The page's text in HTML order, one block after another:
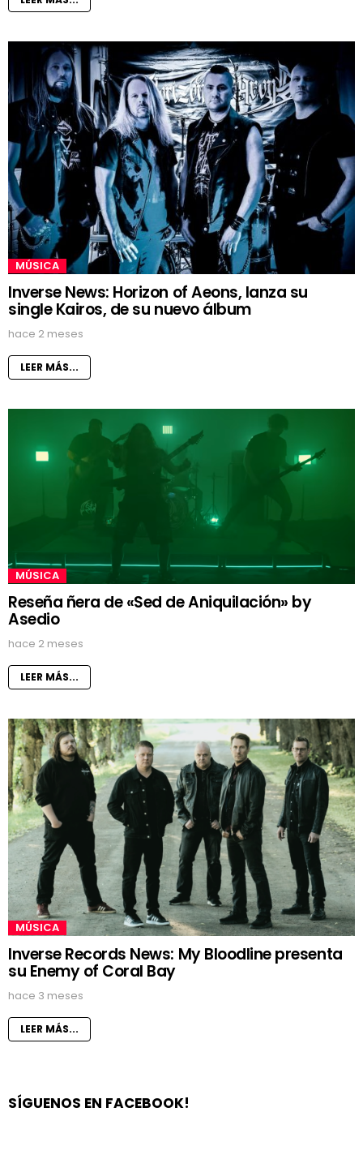
MÚSICA
Inverse News: Horizon of Aeons, lanza su
single Kairos, de su nuevo álbum
hace 2 meses
LEER MÁS...
MÚSICA
Reseña ñera de «Sed de Aniquilación» by
Asedio
hace 2 meses
LEER MÁS...
MÚSICA
Inverse Records News: My Bloodline presenta
su Enemy of Coral Bay
hace 3 meses
LEER MÁS...
SÍGUENOS EN FACEBOOK!